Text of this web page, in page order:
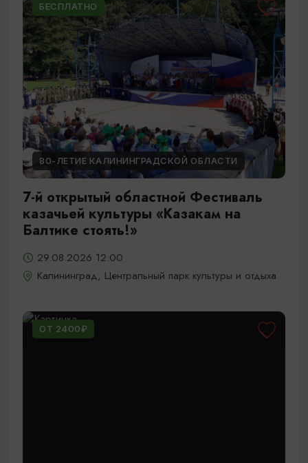
БЕСПЛАТНО
80-ЛЕТИЕ КАЛИНИНГРАДСКОЙ ОБЛАСТИ
7-й открытый областной Фестиваль
казачьей культуры «Казакам на
Балтике стоять!»
29.08.2026 12:00
Калининград, Центральный парк культуры и отдыха
ОТ 2400₽